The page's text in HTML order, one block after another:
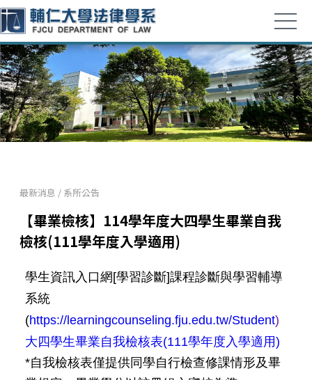
最新消息 / 系所公告
【畢業檢核】114學年度大四學生畢業自我
檢核(111學年度入學適用)
學生資訊入口網[學習診斷]課程診斷與學習輔導
系統
(https://learningcounseling.fju.edu.tw/Student)
大四學生畢業自我檢核表(111學年度入學適用)
*自我檢核表僅提供同學自行檢查修課情形及畢